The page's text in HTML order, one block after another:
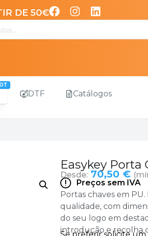
DE 50€
DTF Catálogos
Easykey Porta
Desde: 70,50 €
Preços sem IVA
Portas chaves em
qualidade, com
do seu logo em
introdução e recolha